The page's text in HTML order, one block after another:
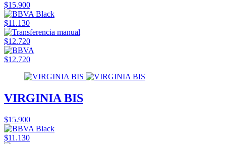
$15.900
$11.130
$12.720
$12.720
VIRGINIA BIS
$15.900
$11.130